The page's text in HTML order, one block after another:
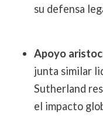
su defensa
Apoyo
junta similar
Sutherland
el impacto